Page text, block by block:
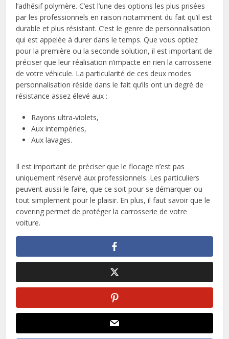
l’adhésif polymère. C’est l’une des options les plus prisées
par les professionnels en raison notamment du fait qu’il est
durable et plus résistant. C’est le genre de personnalisation
qui est appelée à durer dans le temps. Que vous optiez
pour la première ou la seconde solution, il est important de
préciser que leur réalisation n’impacte en rien la carrosserie
de votre véhicule. La particularité de ces deux modes
personnalisation réside dans le fait qu’ils ont un degré de
résistance assez élevé aux :
Rayons ultra-violets,
Aux intempéries,
Aux lavages.
Il est important de préciser que le flocage n’est pas
uniquement réservé aux professionnels. Les particuliers
peuvent aussi le faire, que ce soit pour se démarquer ou
tout simplement pour le plaisir. En plus, il faut savoir que le
covering permet de protéger la carrosserie de votre
voiture.